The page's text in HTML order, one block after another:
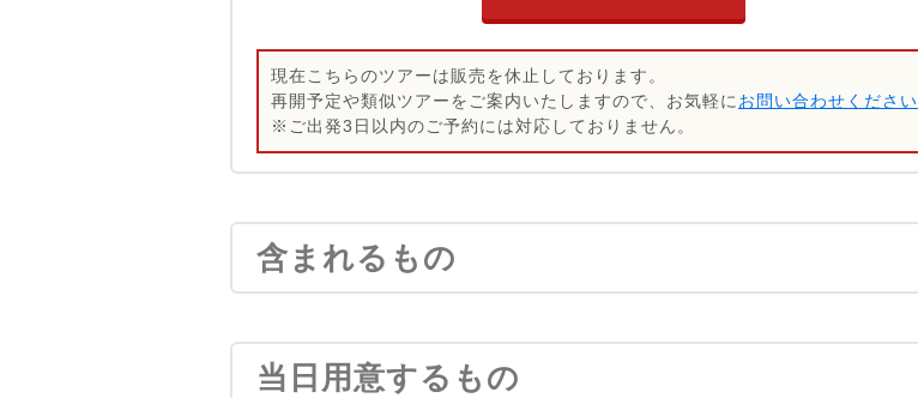
現在こちらのツアーは販売を休止しております。
再開予定や類似ツアーをご案内いたしますので、お気軽にお問い合わせください
※ご出発3日以内のご予約には対応しておりません。
含まれるもの
当日用意するもの